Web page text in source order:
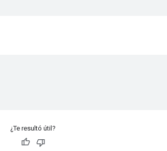
¿Te resultó útil?